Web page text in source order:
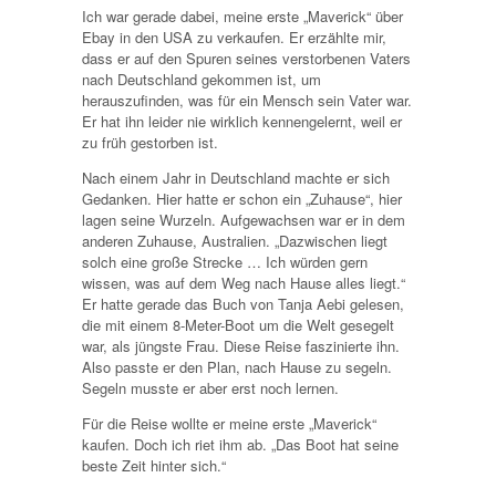
Ich war gerade dabei, meine erste „Maverick“ über
Ebay in den USA zu verkaufen. Er erzählte mir,
dass er auf den Spuren seines verstorbenen Vaters
nach Deutschland gekommen ist, um
herauszufinden, was für ein Mensch sein Vater war.
Er hat ihn leider nie wirklich kennengelernt, weil er
zu früh gestorben ist.
Nach einem Jahr in Deutschland machte er sich
Gedanken. Hier hatte er schon ein „Zuhause“, hier
lagen seine Wurzeln. Aufgewachsen war er in dem
anderen Zuhause, Australien. „Dazwischen liegt
solch eine große Strecke … Ich würden gern
wissen, was auf dem Weg nach Hause alles liegt.“
Er hatte gerade das Buch von Tanja Aebi gelesen,
die mit einem 8-Meter-Boot um die Welt gesegelt
war, als jüngste Frau. Diese Reise faszinierte ihn.
Also passte er den Plan, nach Hause zu segeln.
Segeln musste er aber erst noch lernen.
Für die Reise wollte er meine erste „Maverick“
kaufen. Doch ich riet ihm ab. „Das Boot hat seine
beste Zeit hinter sich.“